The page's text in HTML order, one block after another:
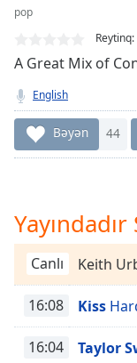
Loaded
Stream
Seek to
live,
currently
behind
liveLIVE
1x
Playback
Rate
Chapters
pop
Reytinq:
A Great Mix of
English
Bəyən 44
Canlı Keith
16:08 Kiss
16:04 Taylor